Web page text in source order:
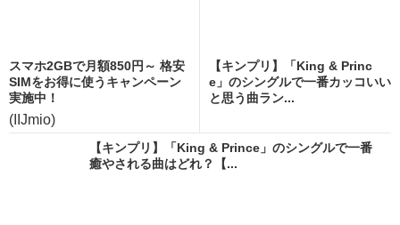
スマホ2GBで月額850円～ 格安
SIMをお得に使うキャンペーン
実施中！
(IIJmio)
【キンプリ】「King & Princ
e」のシングルで一番カッコいい
と思う曲ラン...
【キンプリ】「King & Prince」のシングルで一番
癒やされる曲はどれ？【...